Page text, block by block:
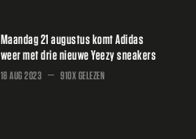
Maandag 21 augustus komt Adidas
weer met drie nieuwe Yeezy sneakers
18 AUG 2023 910X GELEZEN